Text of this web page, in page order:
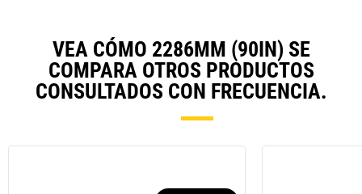
VEA CÓMO 2286MM (90IN) SE
COMPARA OTROS PRODUCTOS
CONSULTADOS CON FRECUENCIA.